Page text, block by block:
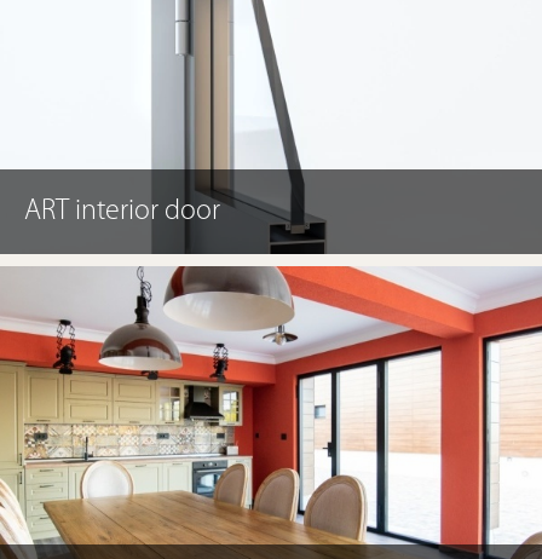
ART interior door